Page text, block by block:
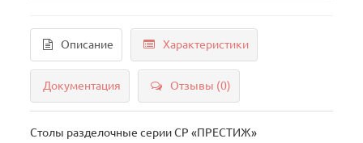
Описание Характеристики
Документация Отзывы (0)
Столы разделочные серии СР «ПРЕСТИЖ»